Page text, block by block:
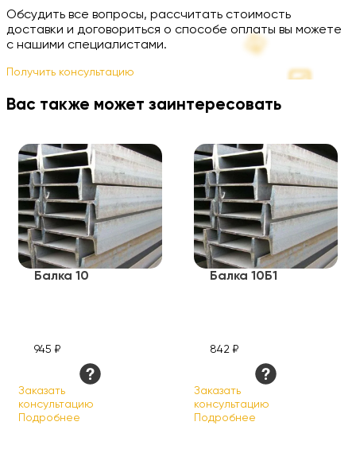
Обсудить все вопросы, рассчитать стоимость
доставки и договориться о способе оплаты вы можете
с нашими специалистами.
Получить консультацию
Вас также может заинтересовать
Балка 10
945 ₽
Заказать
консультацию
Подробнее
Балка 10Б1
842 ₽
Заказать
консультацию
Подробнее